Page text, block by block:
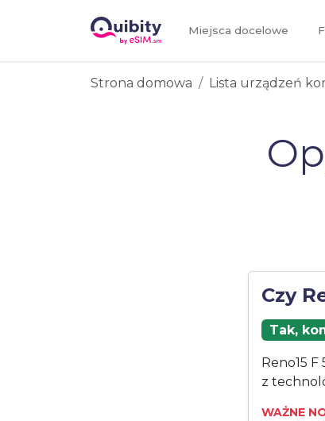
Miejsca docelowe
Strona domowa Lista urządzeń
Czy
Tak,
Reno15
z
WAŻNE